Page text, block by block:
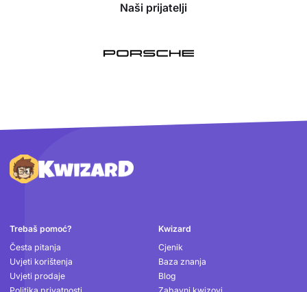
Naši prijatelji
Podnožje
Trebaš pomoć?
Česta pitanja
Uvjeti korištenja
Uvjeti prodaje
Kwizard
Cjenik
Baza znanja
Blog